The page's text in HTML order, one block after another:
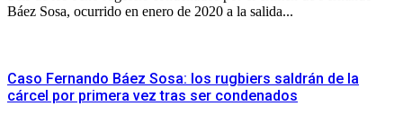
Báez Sosa, ocurrido en enero de 2020 a la salida...
Caso Fernando Báez Sosa: los rugbiers saldrán de la
cárcel por primera vez tras ser condenados